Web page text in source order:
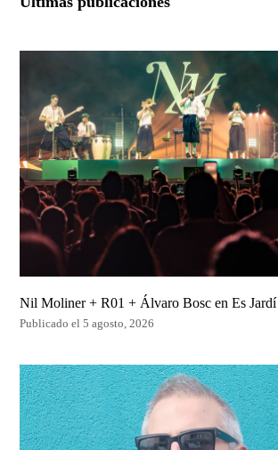
Nil Moliner + R01 + Álvaro Bosc en Es Jardí
Publicado el 5 agosto, 2026